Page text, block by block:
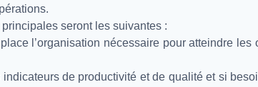
seront les suivantes :
l’organisation nécessaire pour atteindre les
de productivité et de qualité et si